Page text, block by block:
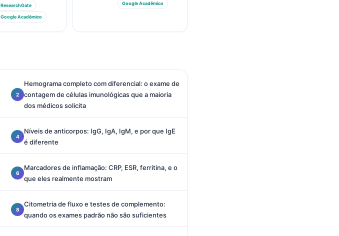
ResearchGate
Google Acadêmico
Google Acadêmico
Hemograma completo com diferencial: o exame de
contagem de células imunológicas que a maioria
dos médicos solicita
Níveis de anticorpos: IgG, IgA, IgM, e por que IgE
é diferente
Marcadores de inflamação: CRP, ESR, ferritina, e o
que eles realmente mostram
Citometria de fluxo e testes de complemento:
quando os exames padrão não são suficientes